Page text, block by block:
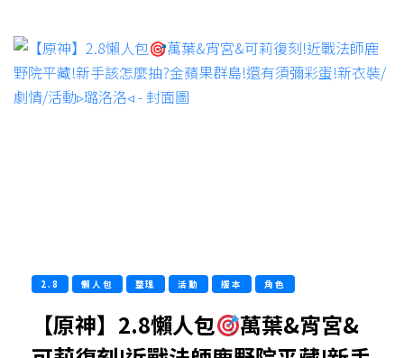
2.8 懶人包 整理 活動 版本 角色
【原神】2.8懶人包
萬葉&宵宮&